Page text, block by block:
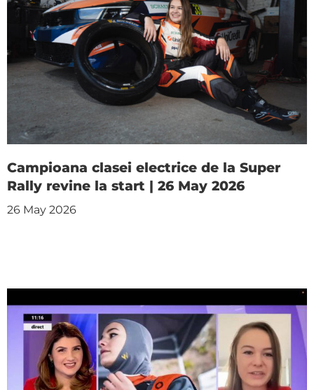
Campioana clasei electrice de la Super
Rally revine la start | 26 May 2026
26 May 2026